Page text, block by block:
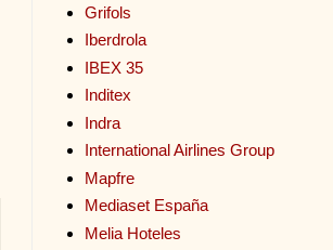
Grifols
Iberdrola
IBEX 35
Inditex
Indra
International Airlines Group
Mapfre
Mediaset España
Melia Hoteles